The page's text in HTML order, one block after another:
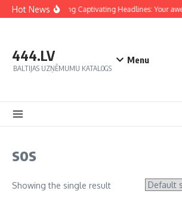
Hot NewsCrafting Captivating Headlines: Your
444.LV
BALTIJAS UZŅĒMUMU KATALOGS
Menu
sos
Showing the single result